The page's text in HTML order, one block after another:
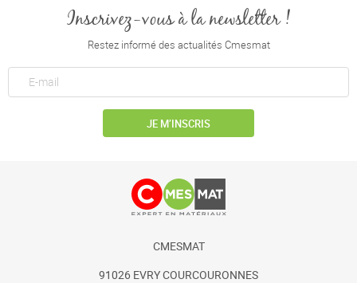
Inscrivez-vous à la newsletter !
Restez informé des actualités Cmesmat
JE M’INSCRIS
CMESMAT
91026 EVRY COURCOURONNES